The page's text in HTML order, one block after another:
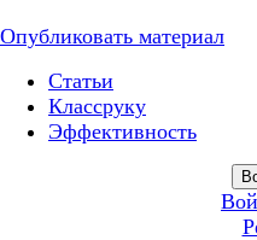
Опубликовать материал
Статьи
Классруку
Эффективность